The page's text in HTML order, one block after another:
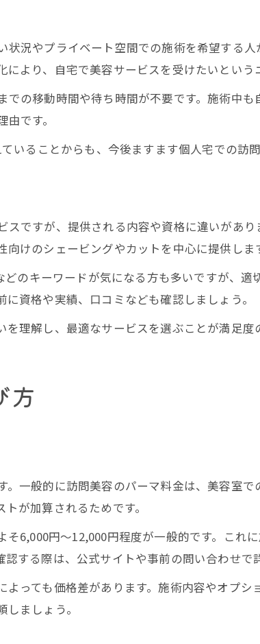
容のパーマ技術と事前準備の重要性
況やプライベート空間での施術を希望する
より、自宅で美容サービスを受けたいという
の移動時間や待ち時間が不要です。施術中
です。
いることからも、今後ますます個人宅での訪
ですが、提供される内容や資格に違いがあ
けのシェービングやカットを中心に提供しま
のキーワードが気になる方も多いですが、
資格や実績、口コミなども確認しましょう。
理解し、最適なサービスを選ぶことが満足度
方
一般的に訪問美容のパーマ料金は、美容室
が加算されるためです。
6,000円〜12,000円程度が一般的です。これ
する際は、公式サイトや事前の問い合わせで
っても価格差があります。施術内容やオプシ
ましょう。